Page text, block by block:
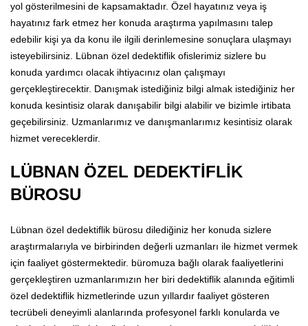
yol gösterilmesini de kapsamaktadır. Özel hayatınız veya iş
hayatınız fark etmez her konuda araştırma yapılmasını talep
edebilir kişi ya da konu ile ilgili derinlemesine sonuçlara ulaşmayı
isteyebilirsiniz. Lübnan özel dedektiflik ofislerimiz sizlere bu
konuda yardımcı olacak ihtiyacınız olan çalışmayı
gerçekleştirecektir. Danışmak istediğiniz bilgi almak istediğiniz her
konuda kesintisiz olarak danışabilir bilgi alabilir ve bizimle irtibata
geçebilirsiniz. Uzmanlarımız ve danışmanlarımız kesintisiz olarak
hizmet vereceklerdir.
LÜBNAN ÖZEL DEDEKTİFLİK
BÜROSU
Lübnan özel dedektiflik bürosu dilediğiniz her konuda sizlere
araştırmalarıyla ve birbirinden değerli uzmanları ile hizmet vermek
için faaliyet göstermektedir. büromuza bağlı olarak faaliyetlerini
gerçekleştiren uzmanlarımızın her biri dedektiflik alanında eğitimli
özel dedektiflik hizmetlerinde uzun yıllardır faaliyet gösteren
tecrübeli deneyimli alanlarında profesyonel farklı konularda ve